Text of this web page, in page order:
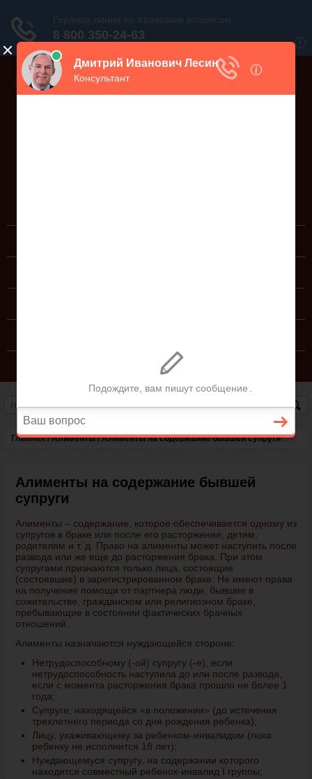
СЕМЕЙНЫЙ КОДЕКС РФ
Главная / Алименты / Алименты на содержание бывшей супруги
Алименты на содержание бывшей
супруги
Алименты – содержание, которое обеспечивается одному из
супругов в браке или после его расторжения, детям,
родителям и т. д. Право на алименты может наступить после
развода или же еще до расторжения брака. При этом
супругами признаются только лица, состоящие
(состоявшие) в зарегистрированном браке. Не имеют права
на получение помощи от партнера люди, бывшие в
сожительстве, гражданском или религиозном браке,
пребывающие в состоянии фактических брачных
отношений.
Алименты назначаются нуждающейся стороне:
Нетрудоспособному (-ой) супругу (-е), если
нетрудоспособность наступила до или после развода,
если с момента расторжения брака прошло не более 1
года;
Супруге, находящейся «в положении» (до истечения
трехлетнего периода со дня рождения ребенка);
Лицу, ухаживающему за ребенком-инвалидом (пока
ребенку не исполнится 18 лет);
Нуждающемуся супругу, на содержании которого
находится совместный ребенок-инвалид І группы;